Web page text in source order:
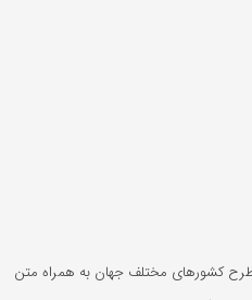
کشورهای مختلف جهان به همراه متن